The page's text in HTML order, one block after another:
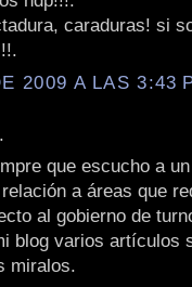
caraduras! si
2009 A LAS 3:43
que escucho a
a áreas que
al gobierno de
blog varios artículos
miralos.